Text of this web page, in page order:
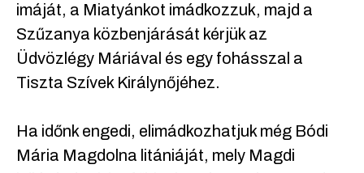
imáját, a Miatyánkot imádkozzuk, majd a
Szűzanya közbenjárását kérjük az
Üdvözlégy Máriával és egy fohásszal a
Tiszta Szívek Királynőjéhez.
Ha időnk engedi, elimádkozhatjuk még Bódi
Mária Magdolna litániáját, mely Magdi